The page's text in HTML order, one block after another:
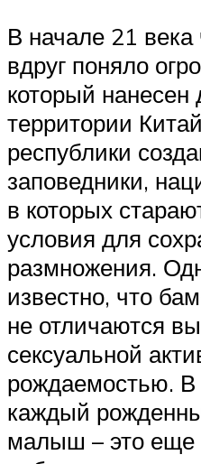
В начале 21 века
вдруг поняло
который
территории
республики
заповедники,
в которых
условия для
размножения.
известно, что
не отличаются
сексуальной
рождаемостью. В
каждый
малыш – это еще